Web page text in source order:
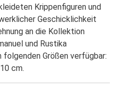
Krippenfiguren und
Geschicklichkeit
an die Kollektion
und Rustika
folgenden Größen verfügbar:
cm.